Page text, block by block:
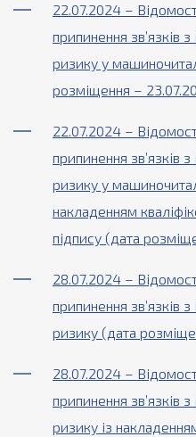
22.07.2024 –
припинення
ризику у
розміщення –
22.07.2024 –
припинення
ризику у
накладенням
підпису (дата
28.07.2024 –
припинення
ризику (дата
28.07.2024 –
припинення
ризику із